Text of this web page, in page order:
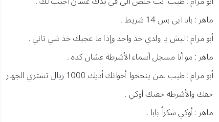
ماهر : بابا ابى بس 14 شريط .
أبو مرام : ليش يا ولدي خذ واحد وإذا ما عجبك خذ شي تاني .
ماهر : مو أنا مسجل أسماء الأشرطة عشان كده .
أبو مرام : طيب لمن ينجحوا أخوانك أديك 1000 ريال تشتري الجهاز
حقك والأشرطة حقتك أوكي .
ماهر : أوكي شكراً بابا .